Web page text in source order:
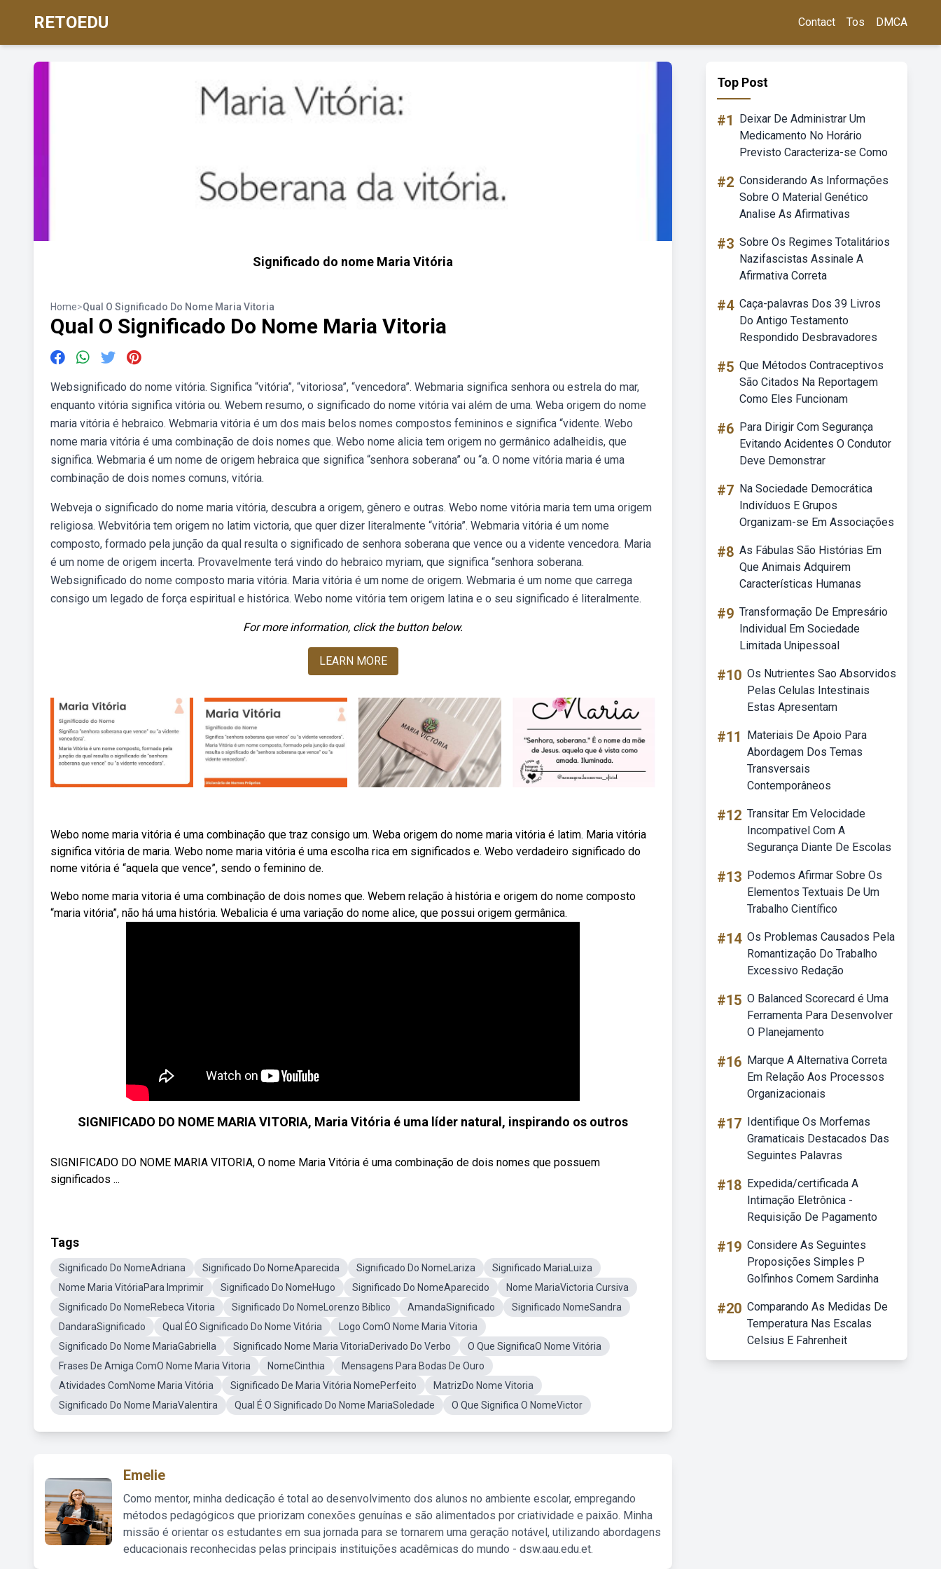
RETOEDU Contact Tos DMCA
Significado do nome Maria Vitória
Home>Qual O Significado Do Nome Maria Vitoria
Qual O Significado Do Nome Maria Vitoria
Websignificado do nome vitória. Significa “vitória”, “vitoriosa”, “vencedora”. Webmaria significa senhora ou estrela do mar,
enquanto vitória significa vitória ou. Webem resumo, o significado do nome vitória vai além de uma. Weba origem do nome
maria vitória é hebraico. Webmaria vitória é um dos mais belos nomes compostos femininos e significa “vidente. Webo
nome maria vitória é uma combinação de dois nomes que. Webo nome alicia tem origem no germânico adalheidis, que
significa. Webmaria é um nome de origem hebraica que significa “senhora soberana” ou “a. O nome vitória maria é uma
combinação de dois nomes comuns, vitória.
Webveja o significado do nome maria vitória, descubra a origem, gênero e outras. Webo nome vitória maria tem uma origem
religiosa. Webvitória tem origem no latim victoria, que quer dizer literalmente “vitória”. Webmaria vitória é um nome
composto, formado pela junção da qual resulta o significado de senhora soberana que vence ou a vidente vencedora. Maria
é um nome de origem incerta. Provavelmente terá vindo do hebraico myriam, que significa “senhora soberana.
Websignificado do nome composto maria vitória. Maria vitória é um nome de origem. Webmaria é um nome que carrega
consigo um legado de força espiritual e histórica. Webo nome vitória tem origem latina e o seu significado é literalmente.
For more information, click the button below.
LEARN MORE
Webo nome maria vitória é uma combinação que traz consigo um. Weba origem do nome maria vitória é latim. Maria vitória
significa vitória de maria. Webo nome maria vitória é uma escolha rica em significados e. Webo verdadeiro significado do
nome vitória é “aquela que vence”, sendo o feminino de.
Webo nome maria vitoria é uma combinação de dois nomes que. Webem relação à história e origem do nome composto
“maria vitória”, não há uma história. Webalicia é uma variação do nome alice, que possui origem germânica.
SIGNIFICADO DO NOME MARIA VITORIA, Maria Vitória é uma líder natural, inspirando os outros
SIGNIFICADO DO NOME MARIA VITORIA, O nome Maria Vitória é uma combinação de dois nomes que possuem
significados ...
Tags
Significado Do NomeAdriana Significado Do NomeAparecida Significado Do NomeLariza
Significado MariaLuiza
Nome Maria VitóriaPara Imprimir
Significado Do NomeHugo Significado Do NomeAparecido
Nome MariaVictoria Cursiva
Significado Do NomeRebeca Vitoria
Significado Do NomeLorenzo Bíblico AmandaSignificado
Significado NomeSandra
DandaraSignificado
Qual ÉO Significado Do Nome Vitória
Logo ComO Nome Maria Vitoria
Significado Do Nome MariaGabriella
Significado Nome Maria VitoriaDerivado Do Verbo
O Que SignificaO Nome Vitória
Frases De Amiga ComO Nome Maria Vitoria
NomeCinthia
Mensagens Para Bodas De Ouro
Atividades ComNome Maria Vitória
Significado De Maria Vitória NomePerfeito
MatrizDo Nome Vitoria
Significado Do Nome MariaValentira
Qual É O Significado Do Nome MariaSoledade O Que Significa O NomeVictor
Emelie
Como mentor, minha dedicação é total ao desenvolvimento dos alunos no ambiente escolar, empregando
métodos pedagógicos que priorizam conexões genuínas e são alimentados por criatividade e paixão. Minha
missão é orientar os estudantes em sua jornada para se tornarem uma geração notável, utilizando abordagens
educacionais reconhecidas pelas principais instituições acadêmicas do mundo - dsw.aau.edu.et.
Top Post
#1
Deixar De Administrar Um
Medicamento No Horário
Previsto Caracteriza-se Como
#2 Considerando As Informações
Sobre O Material Genético
Analise As Afirmativas
#3 Sobre Os Regimes Totalitários
Nazifascistas Assinale A
Afirmativa Correta
#4 Caça-palavras Dos 39 Livros
Do Antigo Testamento
Respondido Desbravadores
#5 Que Métodos Contraceptivos
São Citados Na Reportagem
Como Eles Funcionam
#6 Para Dirigir Com Segurança
Evitando Acidentes O Condutor
Deve Demonstrar
#7 Na Sociedade Democrática
Indivíduos E Grupos
Organizam-se Em Associações
#8 As Fábulas São Histórias Em
Que Animais Adquirem
Características Humanas
#9 Transformação De Empresário
Individual Em Sociedade
Limitada Unipessoal
#10 Os Nutrientes Sao Absorvidos
Pelas Celulas Intestinais
Estas Apresentam
#11
Materiais De Apoio Para
Abordagem Dos Temas
Transversais
Contemporâneos
#12 Transitar Em Velocidade
Incompativel Com A
Segurança Diante De Escolas
#13 Podemos Afirmar Sobre Os
Elementos Textuais De Um
Trabalho Científico
#14 Os Problemas Causados Pela
Romantização Do Trabalho
Excessivo Redação
#15 O Balanced Scorecard é Uma
Ferramenta Para Desenvolver
O Planejamento
#16 Marque A Alternativa Correta
Em Relação Aos Processos
Organizacionais
#17 Identifique Os Morfemas
Gramaticais Destacados Das
Seguintes Palavras
#18 Expedida/certificada A
Intimação Eletrônica -
Requisição De Pagamento
#19 Considere As Seguintes
Proposições Simples P
Golfinhos Comem Sardinha
#20 Comparando As Medidas De
Temperatura Nas Escalas
Celsius E Fahrenheit